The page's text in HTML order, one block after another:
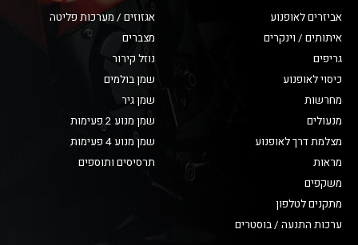
אביזרים לאופנוע
איתותים / וינקרים
גריפים
כיסוי לאופנוע
מחרשות
מנעולים
מצלמת דרך לאופנוע
מראות
משקפים
מתקנים לטלפון
ערכות התנעה / בוסטרים
אגזוזים / מערכות פליטה
מצברים
נוזל קירור
שמן בולמים
שמן גיר
שמן מנוע 2 פעימות
שמן מנוע 4 פעימות
תרסיסים ותוספים